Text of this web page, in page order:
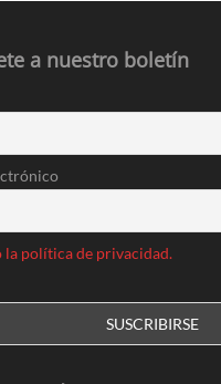
a nuestro boletín
la política de privacidad.